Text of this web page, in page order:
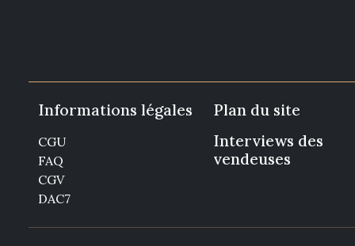
Informations légales
CGU
FAQ
CGV
DAC7
Plan du site
Interviews des
vendeuses